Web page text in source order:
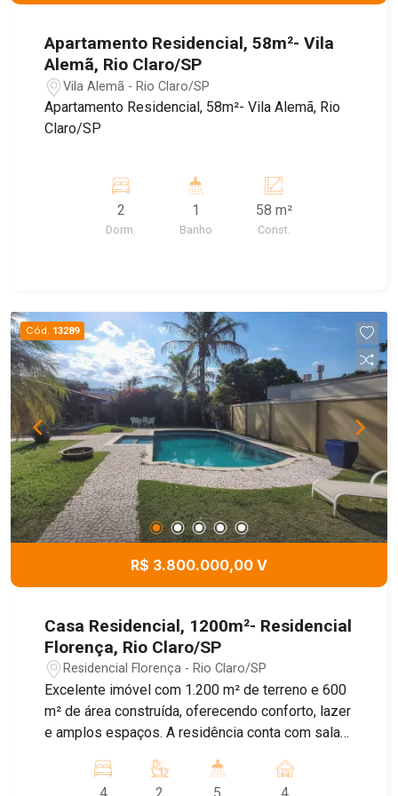
Apartamento Residencial, 58m²- Vila
Alemã, Rio Claro/SP
Vila Alemã - Rio Claro/SP
Apartamento Residencial, 58m²- Vila Alemã, Rio
Claro/SP
2
Dorm.
1
Banho
58 m²
Const.
Cód. 13289
R$ 3.800.000,00 V
Casa Residencial, 1200m²- Residencial
Florença, Rio Claro/SP
Residencial Florença - Rio Claro/SP
Excelente imóvel com 1.200 m² de terreno e 600
m² de área construída, oferecendo conforto, lazer
e amplos espaços. A residência conta com sala
sendo 2 suítes com closet, 3 banheiros e 2